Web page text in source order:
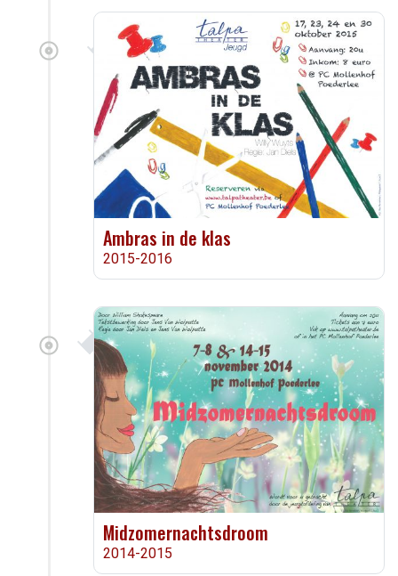
Ambras in de klas
2015-2016
Midzomernachtsdroom
2014-2015